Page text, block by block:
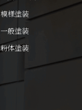
模様塗装
一般塗装
粉体塗装